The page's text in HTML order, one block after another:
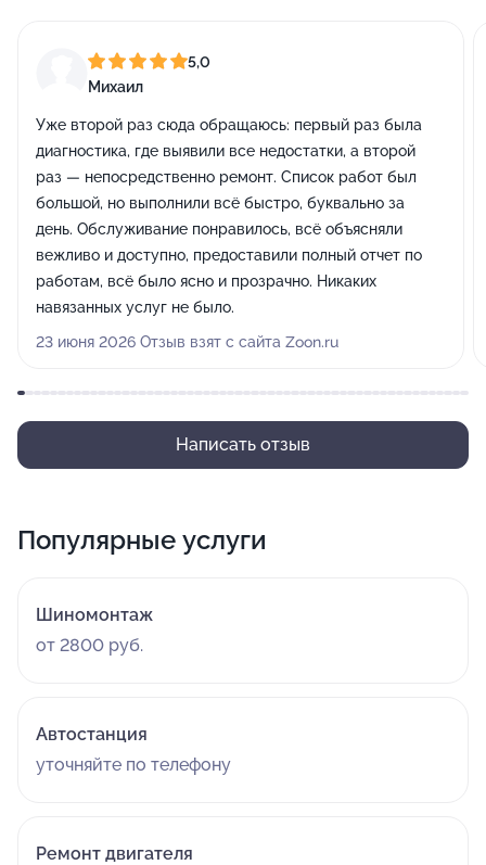
5,0
Михаил
Уже второй раз сюда обращаюсь: первый раз была
диагностика, где выявили все недостатки, а второй
раз — непосредственно ремонт. Список работ был
большой, но выполнили всё быстро, буквально за
день. Обслуживание понравилось, всё объясняли
вежливо и доступно, предоставили полный отчет по
работам, всё было ясно и прозрачно. Никаких
навязанных услуг не было.
23 июня 2026 Отзыв взят с сайта Zoon.ru
Написать отзыв
Популярные услуги
Шиномонтаж
от 2800 руб.
Автостанция
уточняйте по телефону
Ремонт двигателя